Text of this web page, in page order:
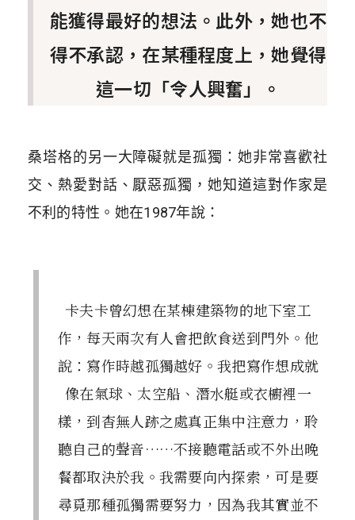
能獲得最好的想法。此外，她也不
得不承認，在某種程度上，她覺得
這一切「令人興奮」。
桑塔格的另一大障礙就是孤獨：她非常喜歡社
交、熱愛對話、厭惡孤獨，她知道這對作家是
不利的特性。她在1987年說：
卡夫卡曾幻想在某棟建築物的地下室工
作，每天兩次有人會把飲食送到門外。他
說：寫作時越孤獨越好。我把寫作想成就
像在氣球、太空船、潛水艇或衣櫥裡一
樣，到杳無人跡之處真正集中注意力，聆
聽自己的聲音……不接聽電話或不外出晚
餐都取決於我。我需要向內探索，可是要
尋覓那種孤獨需要努力，因為我其實並不